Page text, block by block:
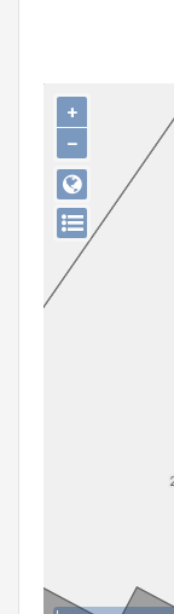
Hergebruik
Aanmelden
+
−